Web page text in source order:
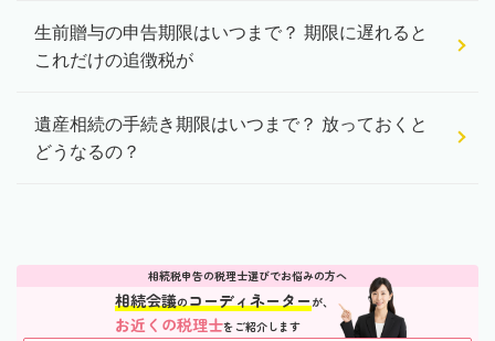
生前贈与の申告期限はいつまで？ 期限に遅れると
これだけの追徴税が
遺産相続の手続き期限はいつまで？ 放っておくと
どうなるの？
相続税申告の税理士選びでお悩みの方へ
相続会議の コーディネーター が、
お近くの税理士をご紹介します